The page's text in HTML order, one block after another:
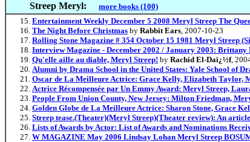
Streep Meryl:
more books (100)
Entertainment Weekly December 5 2008 Meryl Streep The
The Night Before Christmas by Rabbit Ears, 2007-10-23
Rolling Stone Magazine # 354 October 15 1981 Meryl Streep
Interview Magazine - December 2002 / January 2003:
Qu'elle aille au diable, Meryl Streep! by Rachid El-Daï¿½f,
Alumni by Drama School in the United States: Yale School of
Oscar de La Meilleure Actrice: Grace Kelly, Elizabeth Taylor,
Actrice Récompensée par Un Emmy Award: Meryl Streep,
People From Union County, New Jersey: Milton Friedman,
Golden Globe de La Meilleure Actrice: Sharon Stone, Grace
Streep tease.(Theater)(Meryl Streep)(Theater review): An
Lists of Awards by Actor: List of Awards and Nominations
W MAGAZINE May 2006 Lindsay Lohan Meryl Streep